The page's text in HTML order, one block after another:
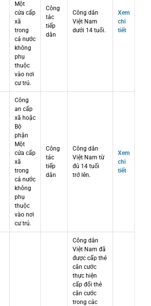
Một
cửa cấp
xã
trong
cả nước
không
phụ
thuộc
vào nơi
cư trú.
Công
tác
tiếp
dân
Công dân
Việt Nam
dưới 14 tuổi.
Xem
chi
tiết
Công
an cấp
xã hoặc
Bộ
phận
Một
cửa cấp
xã
trong
cả nước
không
phụ
thuộc
vào nơi
cư trú.
Công
tác
tiếp
dân
Công dân
Việt Nam từ
đủ 14 tuổi
trở lên.
Xem
chi
tiết
Công dân
Việt Nam đã
được cấp thẻ
căn cước
thực hiện
cấp đổi thẻ
căn cước
trong các